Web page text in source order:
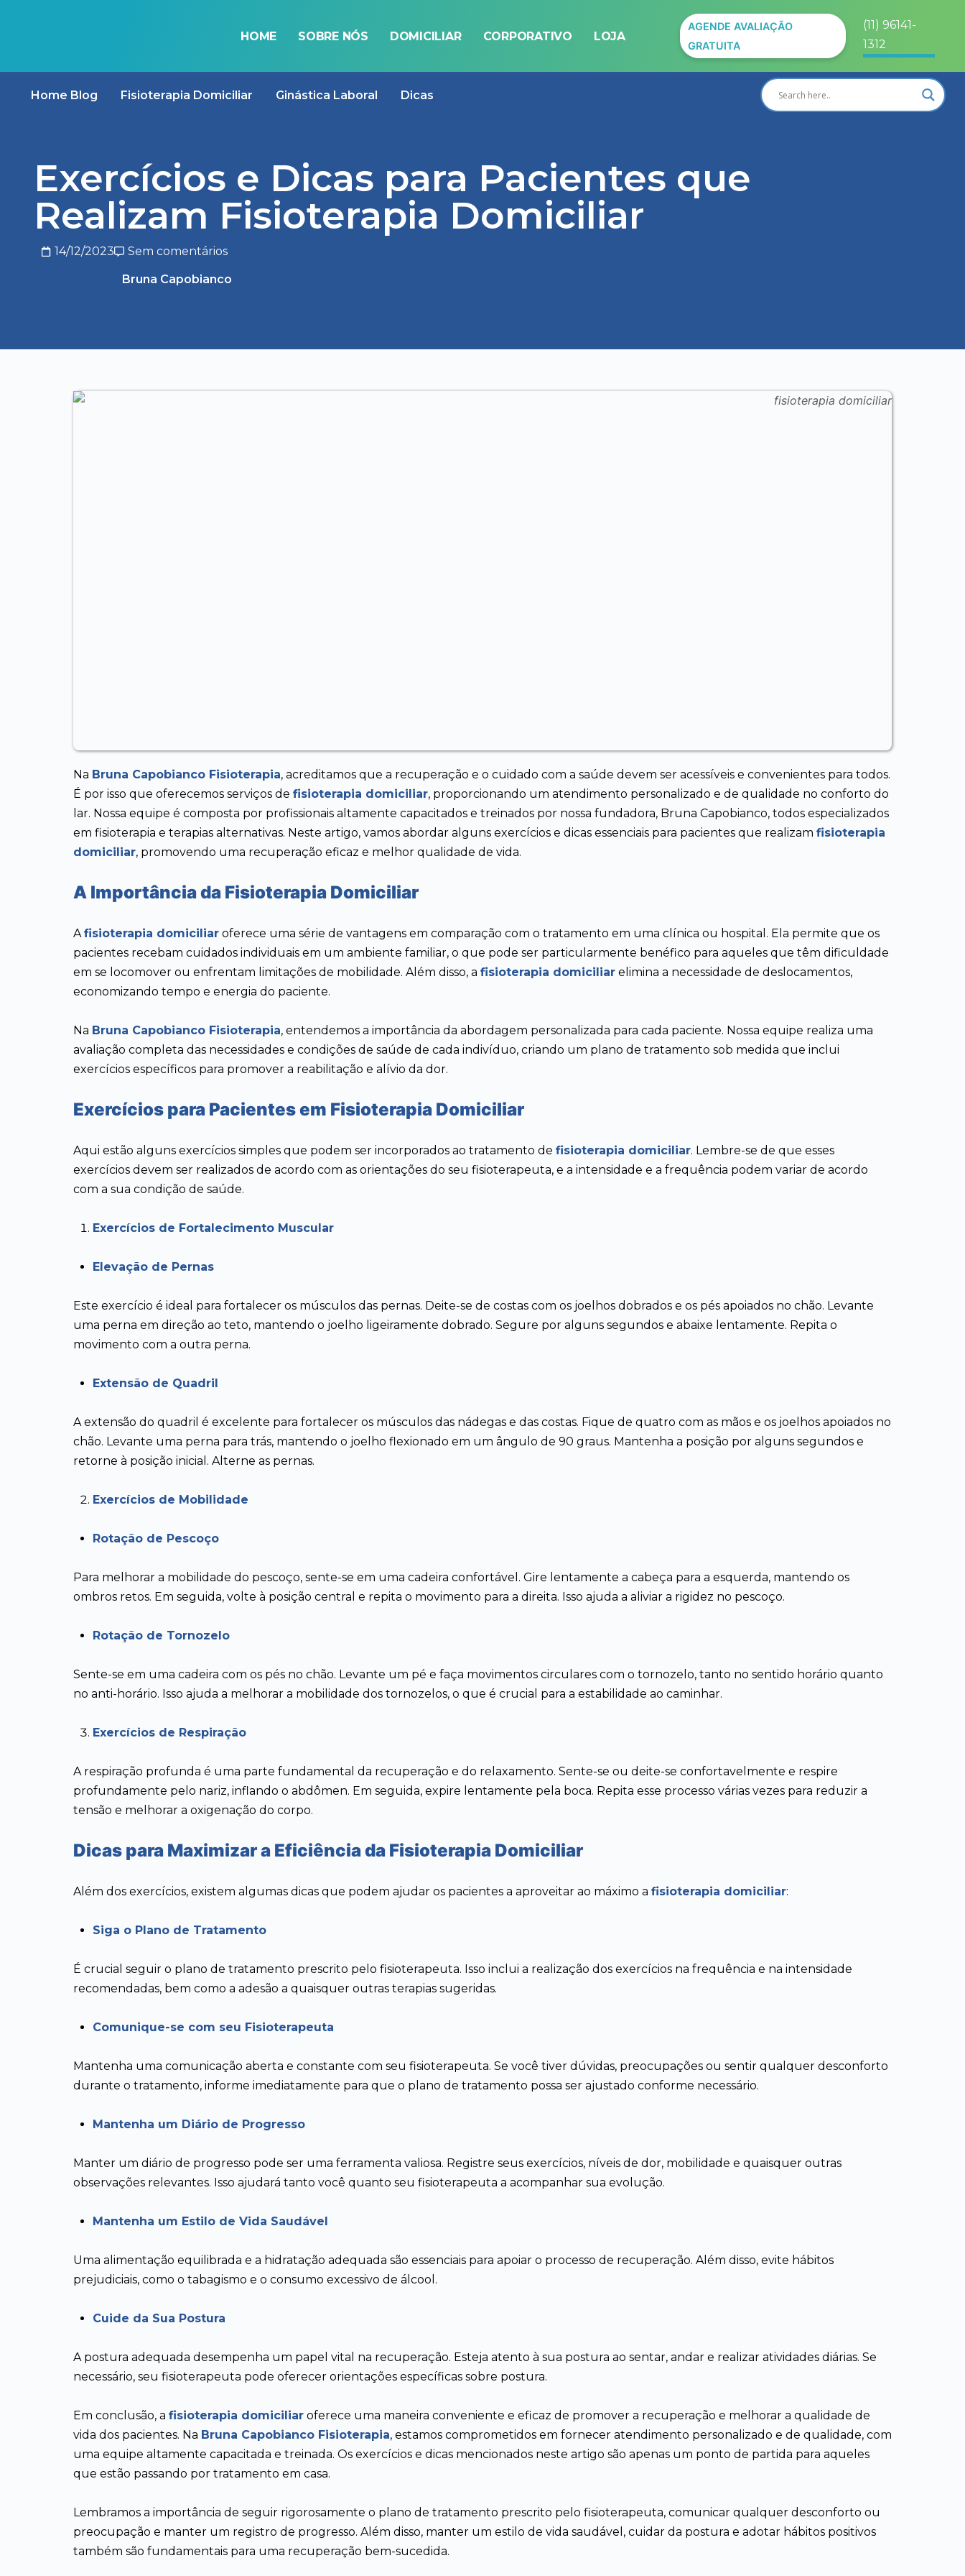
HOME SOBRE NÓS DOMICILIAR CORPORATIVO LOJA
BLOG
AGENDE AVALIAÇÃO
GRATUITA
(11) 96141-
1312
Home Blog Fisioterapia Domiciliar Ginástica Laboral Dicas
Exercícios e Dicas para Pacientes que
Realizam Fisioterapia Domiciliar
14/12/2023 Sem comentários
Bruna Capobianco
Na Bruna Capobianco Fisioterapia, acreditamos que a recuperação e o cuidado com a saúde devem ser acessíveis e convenientes para todos.
É por isso que oferecemos serviços de fisioterapia domiciliar, proporcionando um atendimento personalizado e de qualidade no conforto do
lar. Nossa equipe é composta por profissionais altamente capacitados e treinados por nossa fundadora, Bruna Capobianco, todos especializados
em fisioterapia e terapias alternativas. Neste artigo, vamos abordar alguns exercícios e dicas essenciais para pacientes que realizam fisioterapia
domiciliar, promovendo uma recuperação eficaz e melhor qualidade de vida.
A Importância da Fisioterapia Domiciliar
Afisioterapia domiciliar oferece uma série de vantagens em comparação com o tratamento em uma clínica ou hospital. Ela permite que os
pacientes recebam cuidados individuais em um ambiente familiar, o que pode ser particularmente benéfico para aqueles que têm dificuldade
em se locomover ou enfrentam limitações de mobilidade. Além disso, a fisioterapia domiciliar elimina a necessidade de deslocamentos,
economizando tempo e energia do paciente.
Na Bruna Capobianco Fisioterapia, entendemos a importância da abordagem personalizada para cada paciente. Nossa equipe realiza uma
avaliação completa das necessidades e condições de saúde de cada indivíduo, criando um plano de tratamento sob medida que inclui
exercícios específicos para promover a reabilitação e alívio da dor.
Exercícios para Pacientes em Fisioterapia Domiciliar
Aqui estão alguns exercícios simples que podem ser incorporados ao tratamento de fisioterapia domiciliar. Lembre-se de que esses
exercícios devem ser realizados de acordo com as orientações do seu fisioterapeuta, e a intensidade e a frequência podem variar de acordo
com a sua condição de saúde.
Exercícios de Fortalecimento Muscular
Elevação de Pernas
Este exercício é ideal para fortalecer os músculos das pernas. Deite-se de costas com os joelhos dobrados e os pés apoiados no chão. Levante
uma perna em direção ao teto, mantendo o joelho ligeiramente dobrado. Segure por alguns segundos e abaixe lentamente. Repita o
movimento com a outra perna.
Extensão de Quadril
A extensão do quadril é excelente para fortalecer os músculos das nádegas e das costas. Fique de quatro com as mãos e os joelhos apoiados no
chão. Levante uma perna para trás, mantendo o joelho flexionado em um ângulo de 90 graus. Mantenha a posição por alguns segundos e
retorne à posição inicial. Alterne as pernas.
Exercícios de Mobilidade
Rotação de Pescoço
Para melhorar a mobilidade do pescoço, sente-se em uma cadeira confortável. Gire lentamente a cabeça para a esquerda, mantendo os
ombros retos. Em seguida, volte à posição central e repita o movimento para a direita. Isso ajuda a aliviar a rigidez no pescoço.
Rotação de Tornozelo
Sente-se em uma cadeira com os pés no chão. Levante um pé e faça movimentos circulares com o tornozelo, tanto no sentido horário quanto
no anti-horário. Isso ajuda a melhorar a mobilidade dos tornozelos, o que é crucial para a estabilidade ao caminhar.
Exercícios de Respiração
A respiração profunda é uma parte fundamental da recuperação e do relaxamento. Sente-se ou deite-se confortavelmente e respire
profundamente pelo nariz, inflando o abdômen. Em seguida, expire lentamente pela boca. Repita esse processo várias vezes para reduzir a
tensão e melhorar a oxigenação do corpo.
Dicas para Maximizar a Eficiência da Fisioterapia Domiciliar
Além dos exercícios, existem algumas dicas que podem ajudar os pacientes a aproveitar ao máximo a fisioterapia domiciliar:
Siga o Plano de Tratamento
É crucial seguir o plano de tratamento prescrito pelo fisioterapeuta. Isso inclui a realização dos exercícios na frequência e na intensidade
recomendadas, bem como a adesão a quaisquer outras terapias sugeridas.
Comunique-se com seu Fisioterapeuta
Mantenha uma comunicação aberta e constante com seu fisioterapeuta. Se você tiver dúvidas, preocupações ou sentir qualquer desconforto
durante o tratamento, informe imediatamente para que o plano de tratamento possa ser ajustado conforme necessário.
Mantenha um Diário de Progresso
Manter um diário de progresso pode ser uma ferramenta valiosa. Registre seus exercícios, níveis de dor, mobilidade e quaisquer outras
observações relevantes. Isso ajudará tanto você quanto seu fisioterapeuta a acompanhar sua evolução.
Mantenha um Estilo de Vida Saudável
Uma alimentação equilibrada e a hidratação adequada são essenciais para apoiar o processo de recuperação. Além disso, evite hábitos
prejudiciais, como o tabagismo e o consumo excessivo de álcool.
Cuide da Sua Postura
A postura adequada desempenha um papel vital na recuperação. Esteja atento à sua postura ao sentar, andar e realizar atividades diárias. Se
necessário, seu fisioterapeuta pode oferecer orientações específicas sobre postura.
Em conclusão, a fisioterapia domiciliar oferece uma maneira conveniente e eficaz de promover a recuperação e melhorar a qualidade de
vida dos pacientes. Na Bruna Capobianco Fisioterapia, estamos comprometidos em fornecer atendimento personalizado e de qualidade, com
uma equipe altamente capacitada e treinada. Os exercícios e dicas mencionados neste artigo são apenas um ponto de partida para aqueles
que estão passando por tratamento em casa.
Lembramos a importância de seguir rigorosamente o plano de tratamento prescrito pelo fisioterapeuta, comunicar qualquer desconforto ou
preocupação e manter um registro de progresso. Além disso, manter um estilo de vida saudável, cuidar da postura e adotar hábitos positivos
também são fundamentais para uma recuperação bem-sucedida.